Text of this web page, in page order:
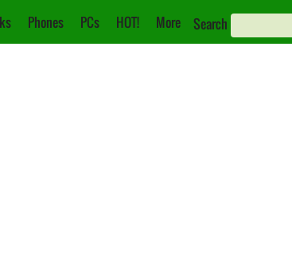
Phones PCs HOT! More Search